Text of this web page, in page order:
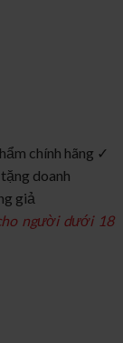
chính hãng ✓
doanh
giả
người dưới 18